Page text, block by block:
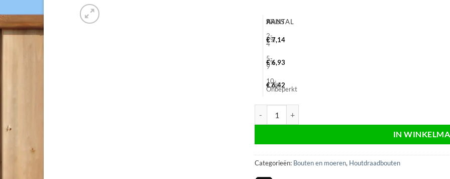
AANTAL
%
PRIJS
2-
4
2%
€7,14
5-
9
5%
€6,93
10-
Onbeperkt
12%
€6,42
IN
Categorieën: Bouten en moeren, Houtdraadbouten